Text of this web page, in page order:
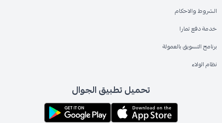
الشروط والاحكام
خدمة دفع تمارا
برنامج التسويق بالعمولة
نظام الولاء
تحميل تطبيق الجوال